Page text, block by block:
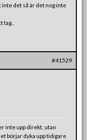
det så är det nog inte
#41529
inte upp direkt, utan
börjar dyka upp tidigare